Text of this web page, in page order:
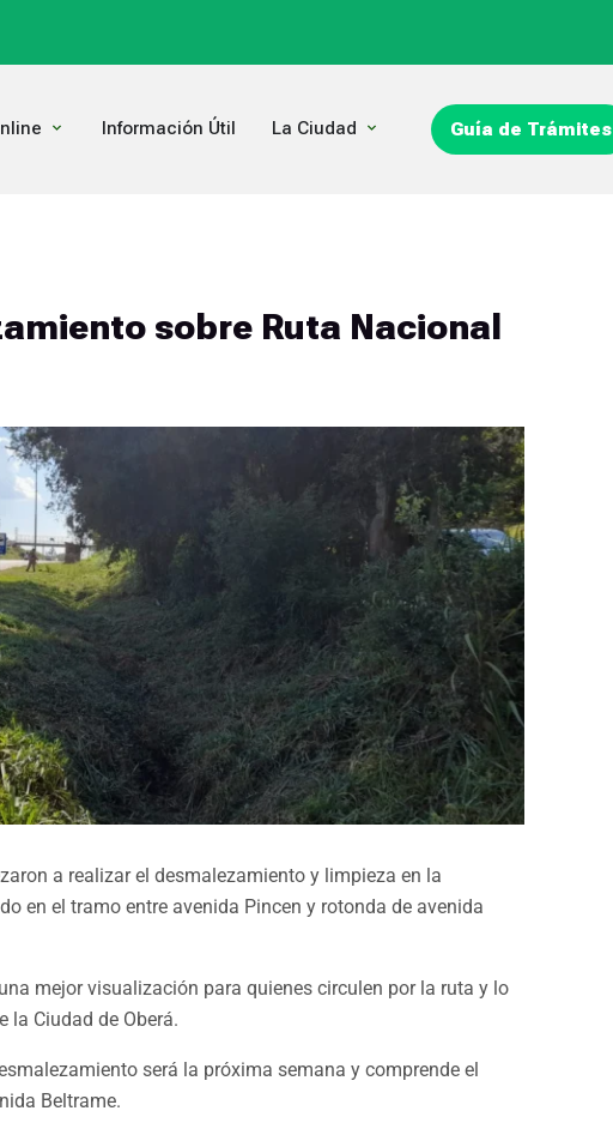
Open Servicios Online
Información Útil La Ciudad Open La CiudadGuía de Trámites
sobre Ruta Nacional
a realizar el desmalezamiento y limpieza en la
en el tramo entre avenida Pincen y rotonda de avenida
mejor visualización para quienes circulen por la ruta y lo
la Ciudad de Oberá.
será la próxima semana y comprende el
Beltrame.